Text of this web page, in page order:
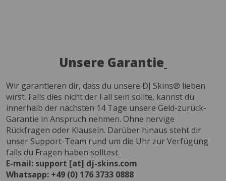
Unsere Garantie
Wir garantieren dir, dass du unsere DJ Skins® lieben
wirst. Falls dies nicht der Fall sein sollte, kannst du
innerhalb der nächsten 14 Tage unsere Geld-zurück-
Garantie in Anspruch nehmen. Ohne nervige
Rückfragen oder Klauseln. Darüber hinaus steht dir
unser Support-Team rund um die Uhr zur Verfügung
falls du Fragen haben solltest.
E-mail: support [at] dj-skins.com
Whatsapp: +49 (0) 176 3733 0888